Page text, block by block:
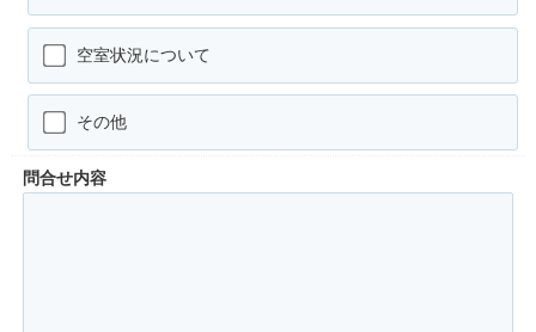
空室状況について
その他
問合せ内容